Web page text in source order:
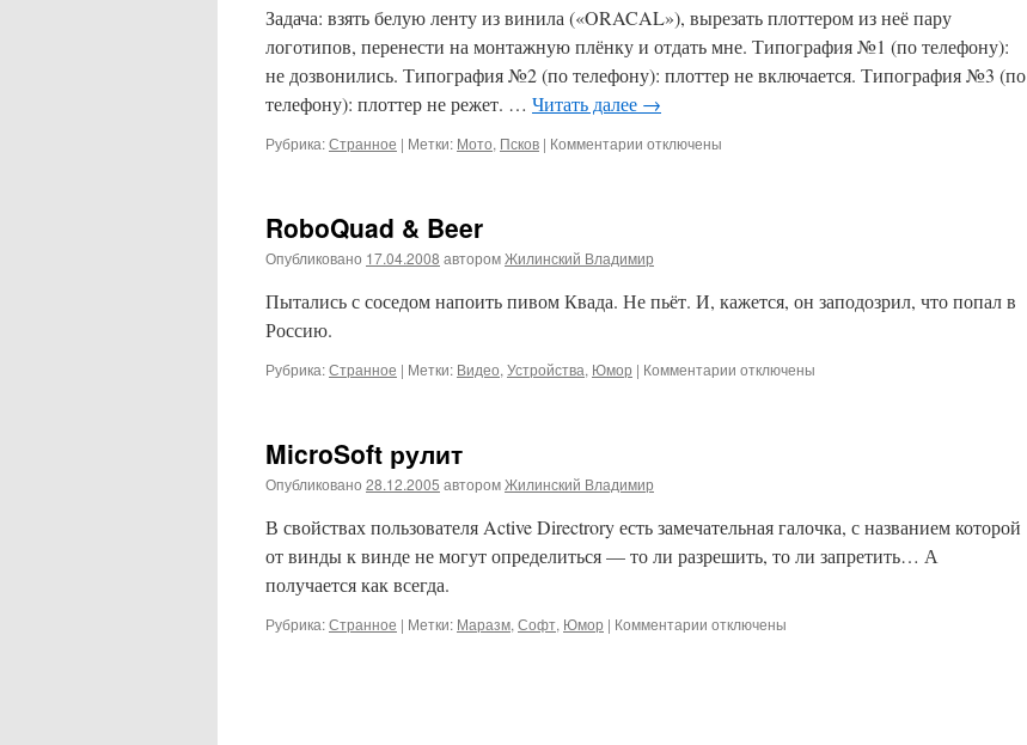
Задача: взять белую ленту из винила («ORACAL»), вырезать плоттером из неё пару
логотипов, перенести на монтажную плёнку и отдать мне. Типография №1 (по телефону):
не дозвонились. Типография №2 (по телефону): плоттер не включается. Типография №3 (по
телефону): плоттер не режет. … Читать далее →
Рубрика:Странное | Метки: Мото, Псков | Комментарии котключены
RoboQuad & Beer
Опубликовано 17.04.2008 авторомЖилинский Владимир
Пытались с соседом напоить пивом Квада. Не пьёт. И, кажется, он заподозрил, что попал в
Россию.
Рубрика:Странное | Метки: Видео, Устройства, Юмор | Комментарии котключены
MicroSoft рулит
Опубликовано 28.12.2005 авторомЖилинский Владимир
В свойствах пользователя Active Directrory есть замечательная галочка, с названием которой
от винды к винде не могут определиться — то ли разрешить, то ли запретить… А
получается как всегда.
Рубрика:Странное | Метки: Маразм, Софт, Юмор | Комментарии котключены